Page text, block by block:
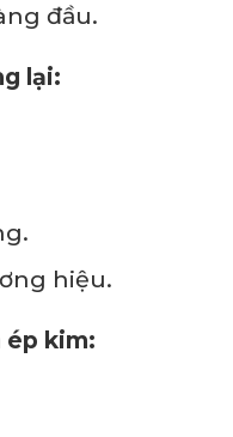
đầu.
lại:
hiệu.
ép kim: